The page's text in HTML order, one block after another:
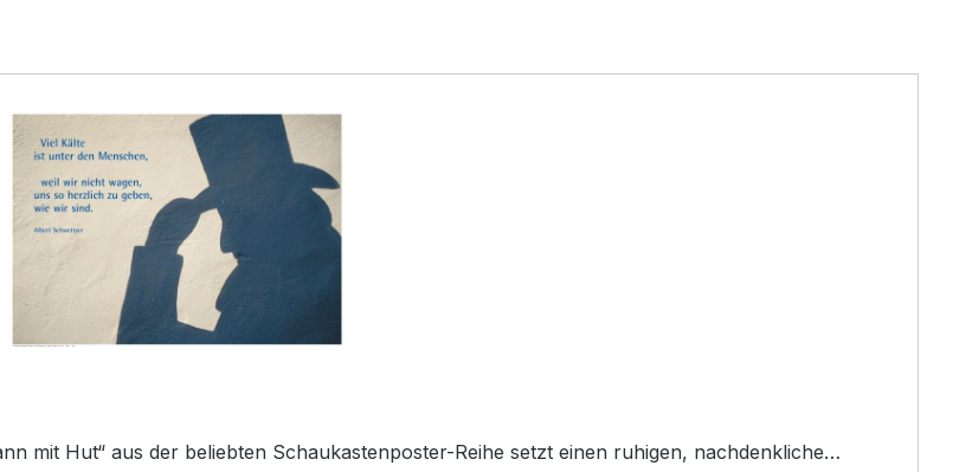
mit Hut“ aus der beliebten Schaukastenposter-Reihe setzt einen ruhigen, nachdenkliche…